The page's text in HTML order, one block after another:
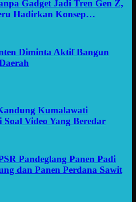
Gadget Jadi Tren Gen Z,
Hadirkan Konsep…
Diminta Aktif Bangun
Kumalawati
Video Yang Beredar
Pandeglang Panen Padi
dan Panen Perdana Sawit